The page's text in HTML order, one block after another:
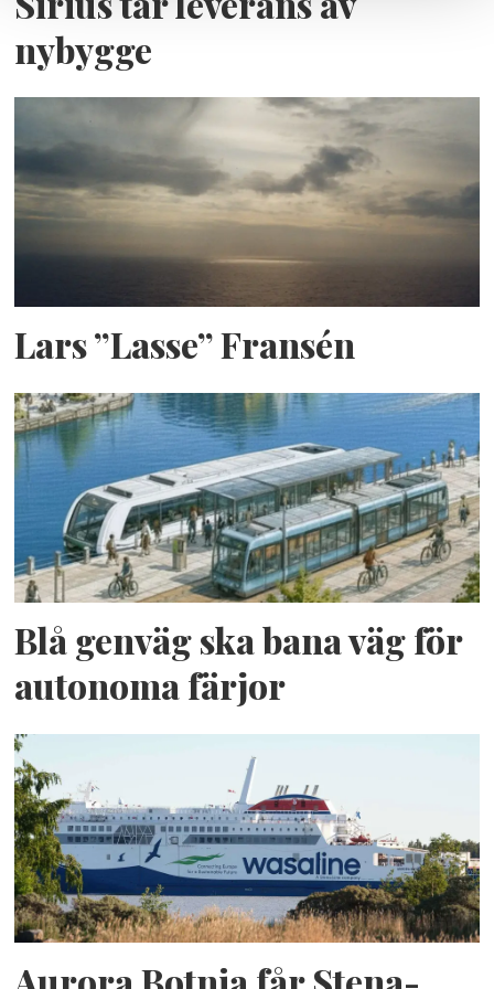
nybygge
Lars ”Lasse” Fransén
Blå genväg ska bana väg för
autonoma färjor